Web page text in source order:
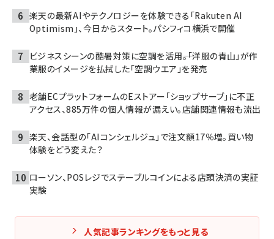
楽天の最新AIやテクノロジーを体験できる「Rakuten AI
Optimism」、今日からスタート。パシフィコ横浜で開催
ビジネスシーンの酷暑対策に空調を活用――。「洋服の青山」が作
業服のイメージを払拭した「空調ウエア」を発売
老舗ECプラットフォームのEストアー「ショップサーブ」に不正
アクセス、885万件の個人情報が漏えい。店舗関連情報も流出
楽天、会話型の「AIコンシェルジュ」で注文額17％増。買い物
体験をどう変えた？
ローソン、POSレジでステーブルコインによる店頭決済の実証
実験
人気記事ランキングをもっと見る